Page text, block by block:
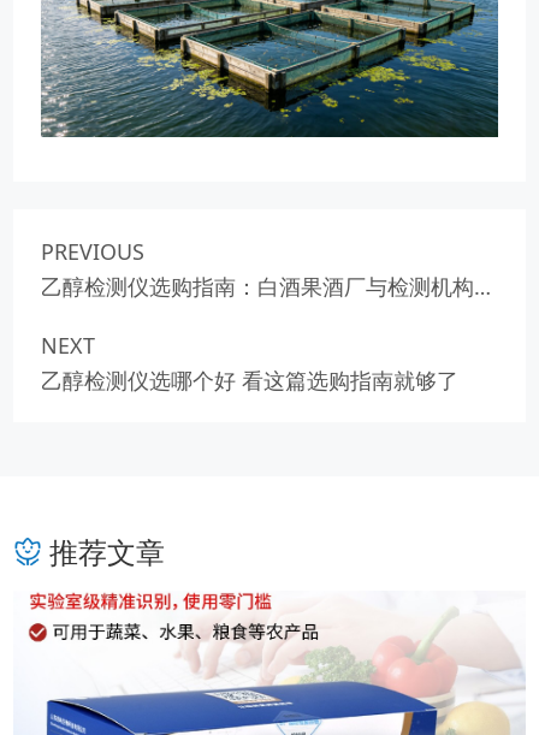
PREVIOUS
乙醇检测仪选购指南：白酒果酒厂与检测机构必
NEXT
乙醇检测仪选哪个好 看这篇选购指南就够了
推荐文章